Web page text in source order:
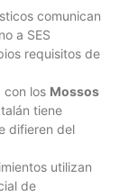
comunican
a SES
requisitos de
con los Mossos
tiene
difieren del
utilizan
de